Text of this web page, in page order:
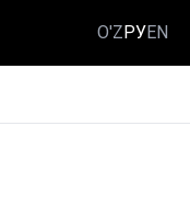
O'ZРУEN